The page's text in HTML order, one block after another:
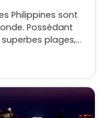
Philippines sont
Possédant
plages,...